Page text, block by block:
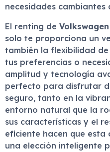
necesidades
El renting de
solo te proporciona un
también la flexibilidad
tus preferencias o
amplitud y tecnología
perfecto para disfrutar
seguro, tanto en la
entorno natural que la
sus características y el
eficiente hacen que esta
una elección inteligente